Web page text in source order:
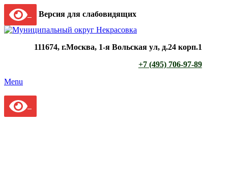
Версия для слабовидящих
111674, г.Москва, 1-я Вольская ул, д.24 корп.1
+7 (495) 706-97-89
Menu